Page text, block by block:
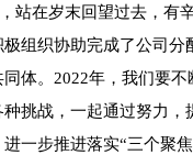
站在岁末回望过去，有
组织协助完成了公司
体。2022年，我们要
挑战，一起通过努力
一步推进落实“三个聚